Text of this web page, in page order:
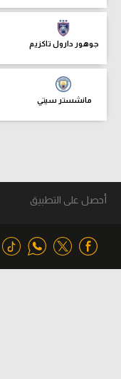
جوهور دارول تاكزيم
مانشستر سيتي
أحصل على التطبيق